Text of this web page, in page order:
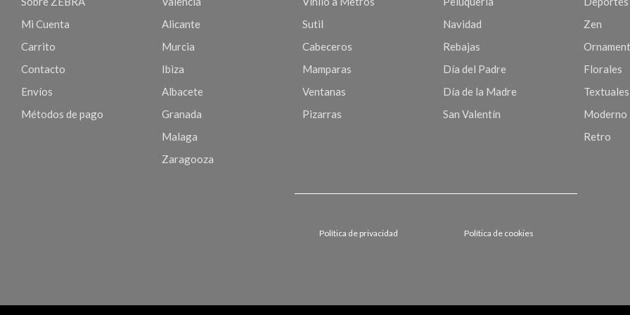
Mi Cuenta
Carrito
Contacto
Envíos
Métodos de pago
Alicante
Murcia
Ibiza
Albacete
Granada
Malaga
Zaragooza
Sutil
Cabeceros
Mamparas
Ventanas
Pizarras
Navidad
Rebajas
Día del Padre
Día de la Madre
San Valentín
Zen
Florales
Textuales
Moderno
Retro
Política de privacidad Política de cookies